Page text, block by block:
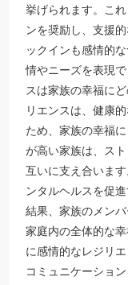
挙げられます。こ
ンを奨励し、支援
ックインも感情的
情やニーズを表現
スは家族の幸福に
リエンスは、健康
ため、家族の幸福
が高い家族は、ス
互いに支え合いま
ンタルヘルスを促
結果、家族のメン
家庭内の全体的な
に感情的なレジリ
コミュニケーショ